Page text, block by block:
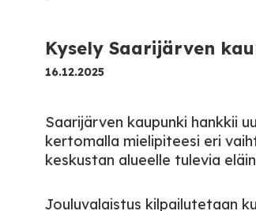
Kysely Saarijärven
16.12.2025
Saarijärven kaupunki hankkii
kertomalla mielipiteesi eri
keskustan alueelle tulevia
Jouluvalaistus kilpailutetaan